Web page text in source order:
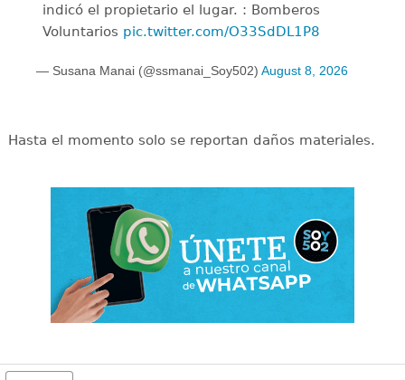
indicó el propietario el lugar. : Bomberos
Voluntarios pic.twitter.com/O33SdDL1P8
— Susana Manai (@ssmanai_Soy502) August 8, 2026
Hasta el momento solo se reportan daños materiales.